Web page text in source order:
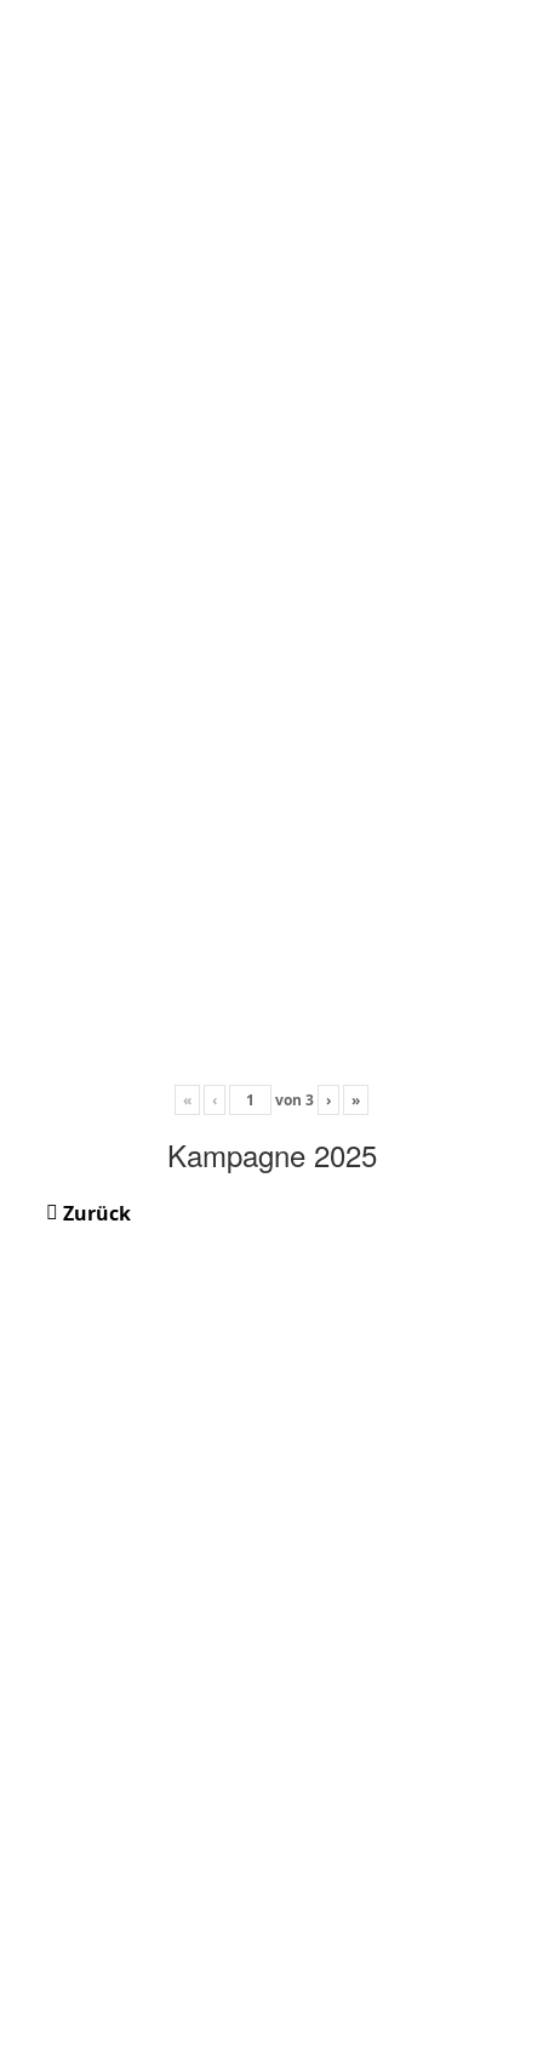
« ‹ von 3 › »
Kampagne 2025
Zurück